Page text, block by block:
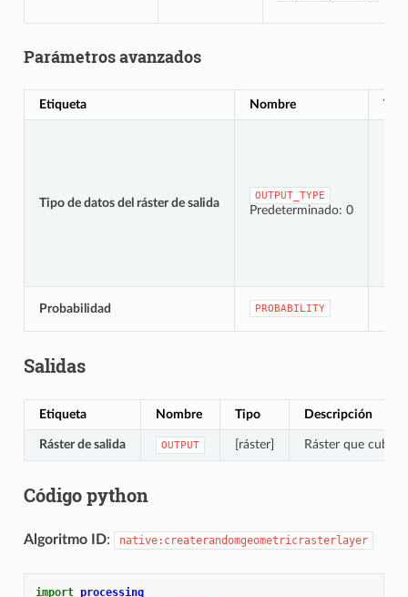
Parámetros avanzados
Etiqueta Nombre Tipo
Tipo de datos del ráster de salida
OUTPUT_TYPE
Predeterminado: 0
Probabilidad PROBABILITY
Salidas
Etiqueta Nombre Tipo Descripción
Ráster de salida OUTPUT [ráster] Ráster que cubre
Código python
Algoritmo ID: native:createrandomgeometricrasterlayer
import processing